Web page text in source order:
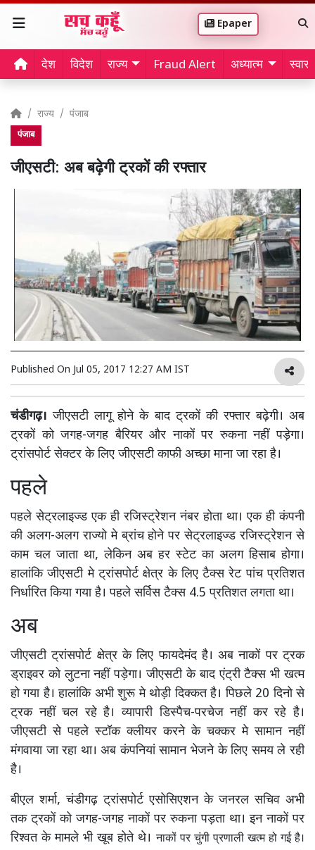
Epaper
देश विदेश राज्य Fraud Alert अध्यात्म
राज्य पंजाब
पंजाब
जीएसटी: अब बढ़ेगी ट्रकों की रफ्तार
Published On Jul 05, 2017 12:27 AM IST
चंडीगढ़। जीएसटी लागू होने के बाद ट्रकों की रफ्तार बढ़ेगी। अब
ट्रकों को जगह-जगह बैरियर और नाकों पर रुकना नहीं पड़ेगा।
ट्रांसपोर्ट सेक्टर के लिए जीएसटी काफी अच्छा माना जा रहा है।
पहले
पहले सेट्रलाइज्ड एक ही रजिस्ट्रेशन नंबर होता था। एक ही कंपनी
की अलग-अलग राज्यो मे ब्रांच होने पर सेट्रलाइज्ड रजिस्ट्रेशन से
काम चल जाता था, लेकिन अब हर स्टेट का अलग हिसाब होगा।
हालांकि जीएसटी मे ट्रांसपोर्ट क्षेत्र के लिए टैक्स रेट पांच प्रतिशत
निर्धारित किया गया है। पहले सर्विस टैक्स 4.5 प्रतिशत लगता था।
अब
जीएसटी ट्रांसपोर्ट क्षेत्र के लिए फायदेमंद है। अब नाकों पर ट्रक
ड्राइवर को लुटना नहीं पड़ेगा। जीएसटी के बाद एंट्री टैक्स भी खत्म
हो गया है। हालांकि अभी शुरू मे थोड़ी दिक्कत है। पिछले 20 दिनो से
ट्रक नहीं चल रहे है। व्यापारी डिस्पैच-परचेज नहीं कर रहे है।
जीएसटी से पहले स्टॉक क्लीयर करने के चक्कर मे सामान नहीं
मंगवाया जा रहा था। अब कंपनियां सामान भेजने के लिए समय ले रही
है।
बीएल शर्मा, चंडीगढ़ ट्रांसपोर्ट एसोसिएशन के जनरल सचिव अभी
तक ट्रकों को जगह-जगह नाकों पर रुकना पड़ता था। इन नाकों पर
रिश्वत के मामले भी खूब होते थे।नाकों पर चुंगी प्रणाली खत्म हो गई है।